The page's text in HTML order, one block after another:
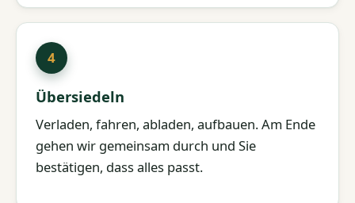
Übersiedeln
Verladen, fahren, abladen, aufbauen. Am Ende
gehen wir gemeinsam durch und Sie
bestätigen, dass alles passt.